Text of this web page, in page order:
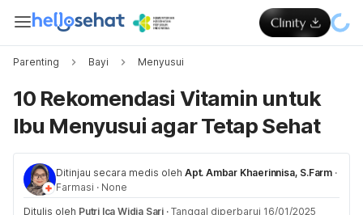
Parenting Bayi Menyusui
10 Rekomendasi Vitamin untuk
Ibu Menyusui agar Tetap Sehat
Ditinjau secara medis oleh Apt. Ambar Khaerinnisa, S.Farm ·
Farmasi · None
Ditulis oleh Putri Ica Widia Sari · Tanggal diperbarui 16/01/2025